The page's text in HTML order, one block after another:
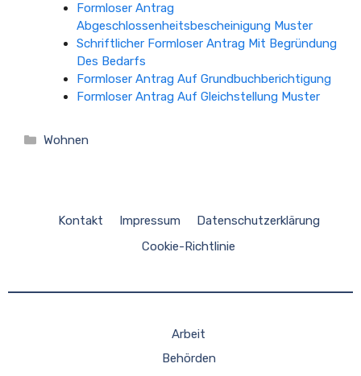
Formloser Antrag
Abgeschlossenheitsbescheinigung Muster
Schriftlicher Formloser Antrag Mit Begründung
Des Bedarfs
Formloser Antrag Auf Grundbuchberichtigung
Formloser Antrag Auf Gleichstellung Muster
Kategorien
Wohnen
Kontakt Impressum
Datenschutzerklärung
Cookie-Richtlinie
Arbeit
Behörden